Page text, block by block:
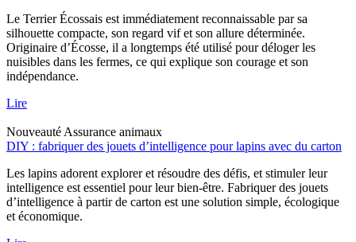
Le Terrier Écossais est immédiatement reconnaissable par sa
silhouette compacte, son regard vif et son allure déterminée.
Originaire d’Écosse, il a longtemps été utilisé pour déloger les
nuisibles dans les fermes, ce qui explique son courage et son
indépendance.
Lire
Nouveauté Assurance animaux
DIY : fabriquer des jouets d’intelligence pour lapins avec du carton
Les lapins adorent explorer et résoudre des défis, et stimuler leur
intelligence est essentiel pour leur bien-être. Fabriquer des jouets
d’intelligence à partir de carton est une solution simple, écologique
et économique.